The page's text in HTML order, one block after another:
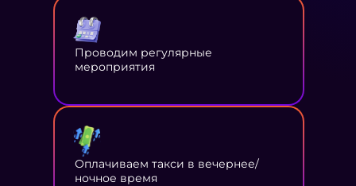
Проводим регулярные
мероприятия
Оплачиваем такси в вечернее/
ночное время